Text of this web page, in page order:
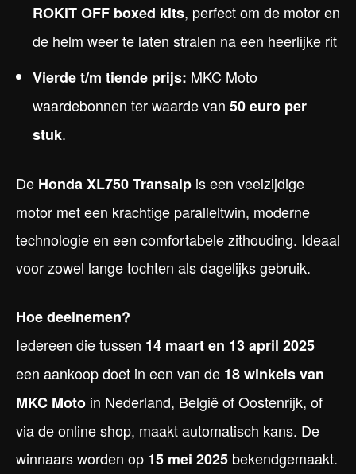
ROKiT OFF boxed kits, perfect om de motor en
de helm weer te laten stralen na een heerlijke rit
Vierde t/m tiende prijs: MKC Moto
waardebonnen ter waarde van 50 euro per
stuk.
De Honda XL750 Transalp is een veelzijdige
motor met een krachtige paralleltwin, moderne
technologie en een comfortabele zithouding. Ideaal
voor zowel lange tochten als dagelijks gebruik.
Hoe deelnemen?
Iedereen die tussen 14 maart en 13 april 2025
een aankoop doet in een van de 18 winkels van
MKC Moto in Nederland, België of Oostenrijk, of
via de online shop, maakt automatisch kans. De
winnaars worden op 15 mei 2025 bekendgemaakt.